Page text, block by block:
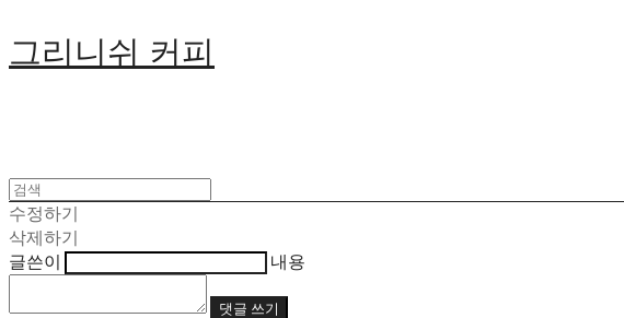
그리니쉬 커피
수정하기
삭제하기
글쓴이
내용
댓글 쓰기